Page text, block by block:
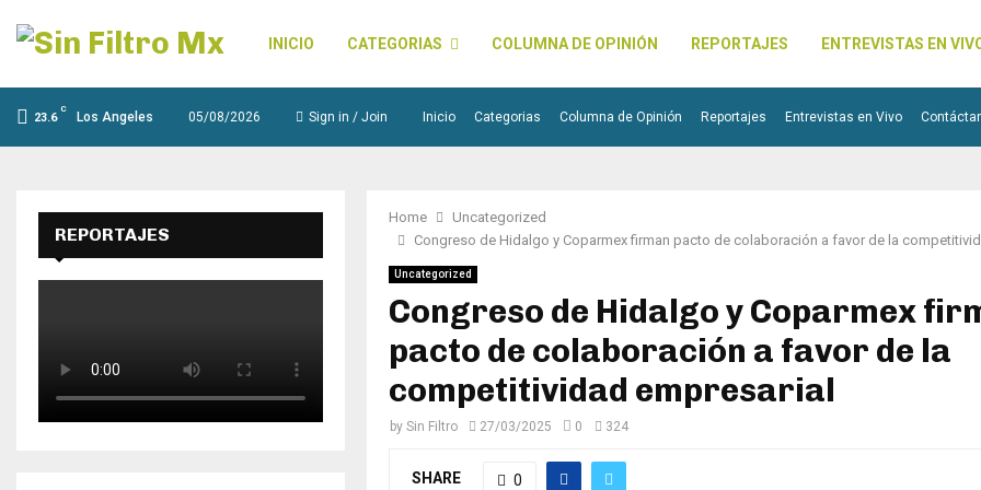
INICIO CATEGORIAS COLUMNA DE OPINIÓN REPORTAJES ENTREVISTAS EN
23.6
C
Los Angeles 05/08/2026 Sign in / Join Inicio Categorias Columna de Opinión Reportajes Entrevistas en Vivo
Home
Uncategorized
Congreso de Hidalgo y Coparmex firman pacto de colaboración a favor de la
Uncategorized
Congreso de Hidalgo y Coparmex
pacto de colaboración a favor de la
competitividad empresarial
by Sin Filtro 27/03/2025 0 324
SHARE 0
REPORTAJES